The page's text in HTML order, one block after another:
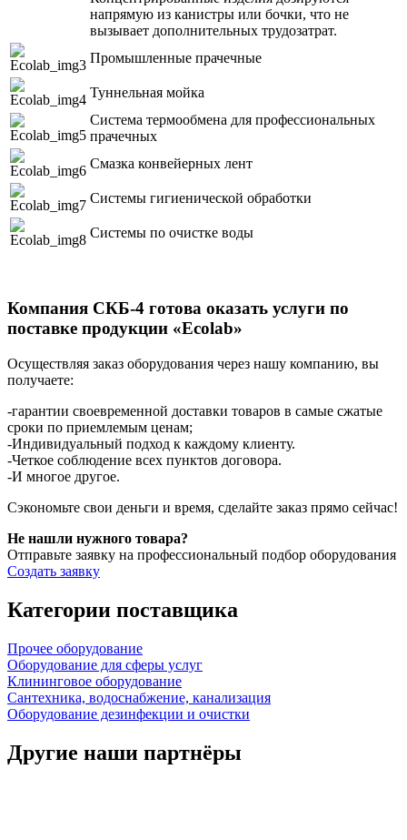
напрямую из канистры или бочки, что не
вызывает дополнительных трудозатрат.
Промышленные прачечные
Туннельная мойка
Система термообмена для профессиональных
прачечных
Смазка конвейерных лент
Системы гигиенической обработки
Системы по очистке воды
Компания СКБ-4 готова оказать услуги по
поставке продукции «Ecolab»
Осуществляя заказ оборудования через нашу компанию, вы
получаете:
-гарантии своевременной доставки товаров в самые сжатые
сроки по приемлемым ценам;
-Индивидуальный подход к каждому клиенту.
-Четкое соблюдение всех пунктов договора.
-И многое другое.
Сэкономьте свои деньги и время, сделайте заказ прямо сейчас!
Не нашли нужного товара?
Отправьте заявку на профессиональный подбор оборудования
Создать заявку
Категории поставщика
Прочее оборудование
Оборудование для сферы услуг
Клининговое оборудование
Сантехника, водоснабжение, канализация
Оборудование дезинфекции и очистки
Другие наши партнёры